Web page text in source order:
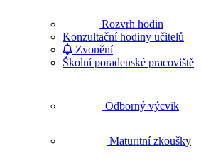
Rozvrh hodin
Konzultační hodiny učitelů
Zvonění
Školní poradenské pracoviště
Odborný výcvik
Maturitní zkoušky